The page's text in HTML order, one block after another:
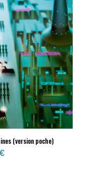
(version poche)
€